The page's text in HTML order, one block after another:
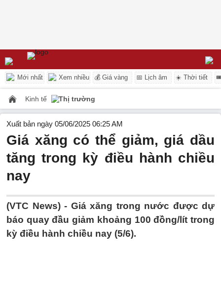
Mới nhất Xem nhiều 💰 Giá vàng 📅 Lịch âm ☀️ Thời tiết
Kinh tế Thị trường
Xuất bản ngày 05/06/2025 06:25 AM
Giá xăng có thể giảm, giá dầu
tăng trong kỳ điều hành chiều
nay
(VTC News) - Giá xăng trong nước được dự
báo quay đầu giảm khoảng 100 đồng/lít trong
kỳ điều hành chiều nay (5/6).